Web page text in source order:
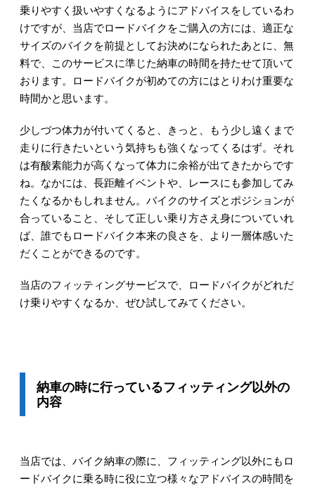
乗りやすく扱いやすくなるようにアドバイスをしているわ
けですが、当店でロードバイクをご購入の方には、適正な
サイズのバイクを前提としてお決めになられたあとに、無
料で、このサービスに準じた納車の時間を持たせて頂いて
おります。ロードバイクが初めての方にはとりわけ重要な
時間かと思います。
少しづつ体力が付いてくると、きっと、もう少し遠くまで
走りに行きたいという気持ちも強くなってくるはず。それ
は有酸素能力が高くなって体力に余裕が出てきたからです
ね。なかには、長距離イベントや、レースにも参加してみ
たくなるかもしれません。バイクのサイズとポジションが
合っていること、そして正しい乗り方さえ身についていれ
ば、誰でもロードバイク本来の良さを、より一層体感いた
だくことができるのです。
当店のフィッティングサービスで、ロードバイクがどれだ
け乗りやすくなるか、ぜひ試してみてください。
納車の時に行っているフィッティング以外の
内容
当店では、バイク納車の際に、フィッティング以外にもロ
ードバイクに乗る時に役に立つ様々なアドバイスの時間を